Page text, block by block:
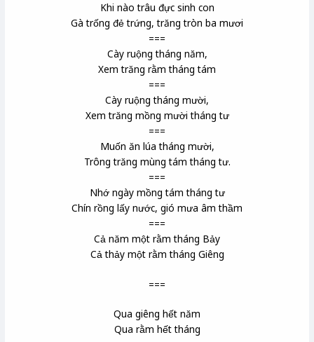
Khi nào trâu đực sinh con
Gà trống đẻ trứng, trăng tròn ba mươi
===
Cày ruộng tháng năm,
Xem trăng rằm tháng tám
===
Cày ruộng tháng mười,
Xem trăng mồng mười tháng tư
===
Muốn ăn lúa tháng mười,
Trông trăng mùng tám tháng tư.
===
Nhớ ngày mồng tám tháng tư
Chín rồng lấy nước, gió mưa âm thầm
===
Cả năm một rằm tháng Bảy
Cả thảy một rằm tháng Giêng
===
Qua giêng hết năm
Qua rằm hết tháng